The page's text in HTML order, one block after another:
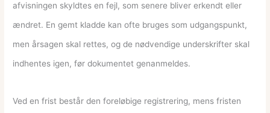
afvisningen skyldtes en fejl, som senere bliver erkendt eller
ændret. En gemt kladde kan ofte bruges som udgangspunkt,
men årsagen skal rettes, og de nødvendige underskrifter skal
indhentes igen, før dokumentet genanmeldes.
Ved en frist består den foreløbige registrering, mens fristen